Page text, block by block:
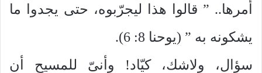
أمرها.. ” قالوا هذا ليجرّبوه، حتى يجدوا ما
يشكونه به ” (يوحنا 8: 6).
سؤال، ولاشك، كيّاد! وأنىّ للمسيح أن